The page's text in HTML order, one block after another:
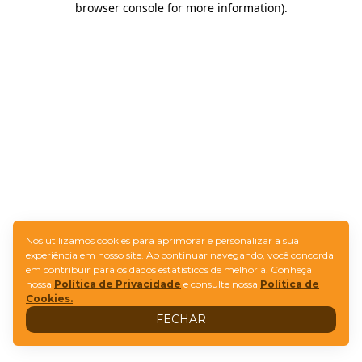
browser console for more information).
Nós utilizamos cookies para aprimorar e personalizar a sua
experiência em nosso site. Ao continuar navegando, você concorda
em contribuir para os dados estatísticos de melhoria. Conheça
nossa Política de Privacidade e consulte nossa Política de
Cookies.
FECHAR